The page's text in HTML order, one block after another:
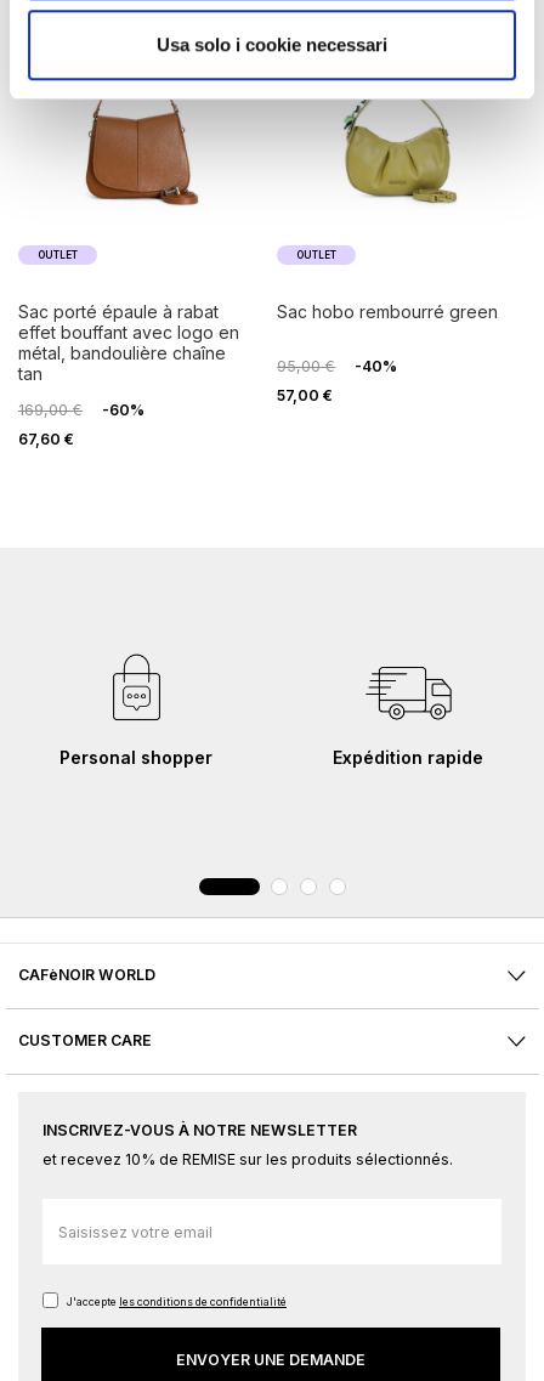
Usa solo i cookie necessari
OUTLET
sac porté épaule à rabat
effet bouffant avec logo en
métal, bandoulière chaîne
tan
169,00 €
-60%
67,60 €
OUTLET
sac hobo rembourré green
95,00 €
-40%
57,00 €
Personal shopper Expédition rapide
CAFèNOIR WORLD
CUSTOMER CARE
INSCRIVEZ-VOUS À NOTRE NEWSLETTER
et recevez 10% de REMISE sur les produits sélectionnés.
newsletter
:
J'accepte les conditions de confidentialité
ENVOYER UNE DEMANDE